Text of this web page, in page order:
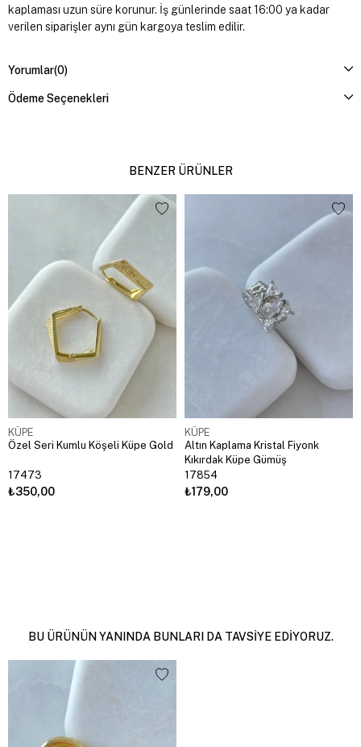
kaplaması uzun süre korunur. İş günlerinde saat 16:00 ya kadar
verilen siparişler aynı gün kargoya teslim edilir.
Yorumlar(0)
Ödeme Seçenekleri
BENZER ÜRÜNLER
KÜPE
Özel Seri Kumlu Köşeli Küpe Gold
17473
₺350,00
KÜPE
Altın Kaplama Kristal Fiyonk
Kıkırdak Küpe Gümüş
17854
₺179,00
BU ÜRÜNÜN YANINDA BUNLARI DA TAVSIYE EDIYORUZ.